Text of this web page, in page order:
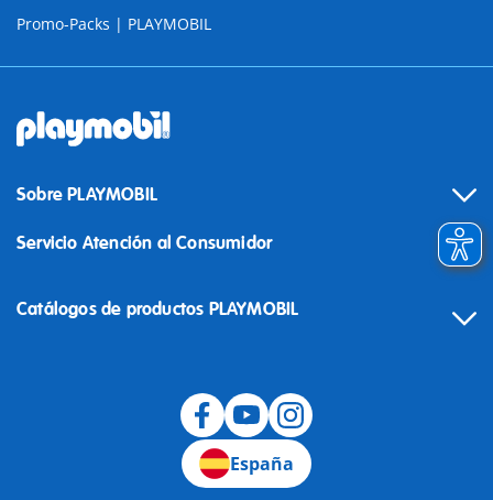
Promo-Packs | PLAYMOBIL
Sobre PLAYMOBIL
Servicio Atención al Consumidor
Catálogos de productos PLAYMOBIL
España